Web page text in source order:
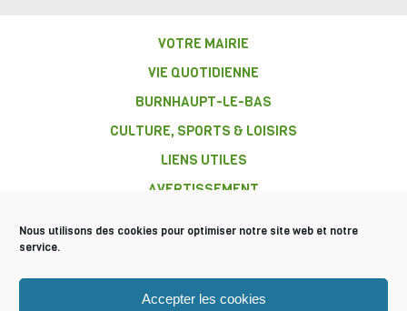
Nous utilisons des cookies pour optimiser notre site web et notre
service.
Accepter les cookies
VOTRE MAIRIE
VIE QUOTIDIENNE
BURNHAUPT-LE-BAS
CULTURE, SPORTS & LOISIRS
LIENS UTILES
AVERTISSEMENT